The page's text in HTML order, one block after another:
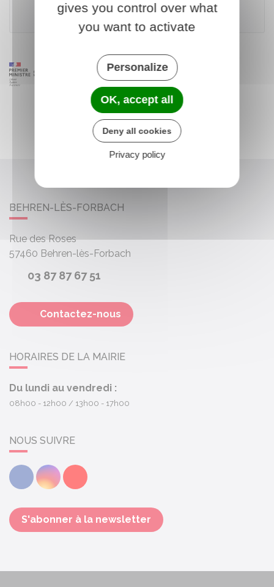
Ministère chargé des finances
BEHREN-LÈS-FORBACH
Rue des Roses
57460 Behren-lès-Forbach
03 87 87 67 51
Contactez-nous
HORAIRES DE LA MAIRIE
Du lundi au vendredi :
08h00 - 12h00 13h00 - 17h00
NOUS SUIVRE
FacebookInstagramYoutube
S'abonner à la newsletter
gives you control over what
you want to activate
Personalize
OK, accept all
Deny all cookies
Privacy policy